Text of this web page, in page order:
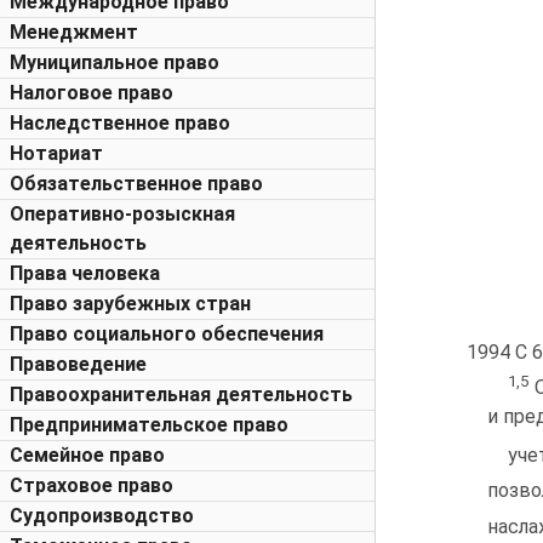
Менеджмент
Муниципальное право
Налоговое право
Наследственное право
Нотариат
Обязательственное право
Оперативно-розыскная
деятельность
Права человека
Право зарубежных стран
Право социального обеспечения
Правоведение
Правоохранительная деятельность
Предпринимательское право
Семейное право
Страховое право
Судопроизводство
1994 С
1,5
и